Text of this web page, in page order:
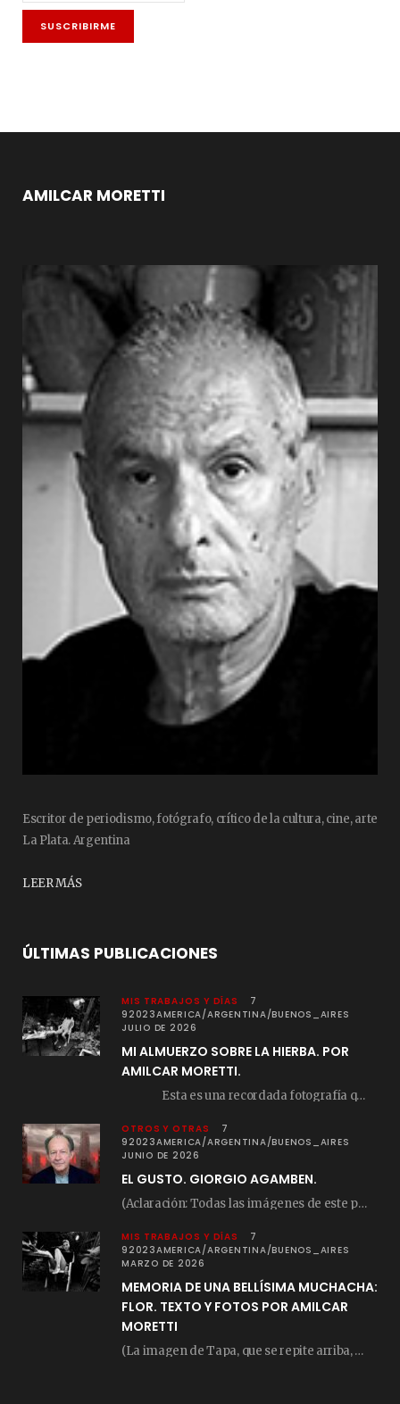
AMILCAR MORETTI
Escritor de periodismo, fotógrafo, crítico de la cultura, cine, arte
La Plata. Argentina
LEER MÁS
ÚLTIMAS PUBLICACIONES
MIS TRABAJOS Y DÍAS
7
92023AMERICA/ARGENTINA/BUENOS_AIRES
JULIO DE 2026
MI ALMUERZO SOBRE LA HIERBA. POR
AMILCAR MORETTI.
Esta es una recordada fotografía que registré…
OTROS Y OTRAS
7
92023AMERICA/ARGENTINA/BUENOS_AIRES
JUNIO DE 2026
EL GUSTO. GIORGIO AGAMBEN.
(Aclaración: Todas las imágenes de este posteo fueron tomadas de Bloghemia.com, y todos los…
MIS TRABAJOS Y DÍAS
7
92023AMERICA/ARGENTINA/BUENOS_AIRES
MARZO DE 2026
MEMORIA DE UNA BELLÍSIMA MUCHACHA:
FLOR. TEXTO Y FOTOS POR AMILCAR
MORETTI
(La imagen de Tapa, que se repite arriba, fue compuesta por Amilcar Moretti el viernes…